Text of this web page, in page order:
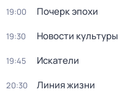
19:00 Почерк эпохи
19:30 Новости культуры
19:45 Искатели
20:30 Линия жизни